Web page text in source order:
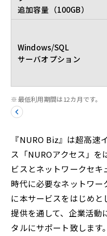
追加容量（100GB）
Windows/SQL
サーバオプション
※ 最低利用期間は12カ月です。
『NURO Biz』は超高速
ス「NUROアクセス」を
ビスとネットワークセ
時代に必要なネットワー
に本サービスをはじめ
提供を通して、企業活動
タルにサポート致します。